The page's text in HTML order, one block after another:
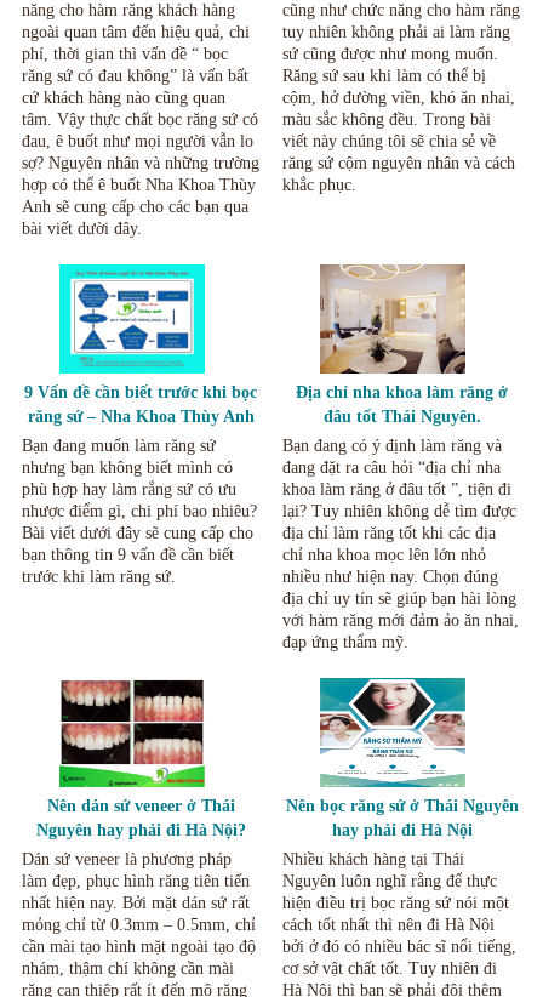
năng cho hàm răng khách hàng
ngoài quan tâm đến hiệu quả, chi
phí, thời gian thì vấn đề “ bọc
răng sứ có đau không” là vấn bất
cứ khách hàng nào cũng quan
tâm. Vậy thực chất bọc răng sứ có
đau, ê buốt như mọi người vẫn lo
sợ? Nguyên nhân và những trường
hợp có thể ê buốt Nha Khoa Thùy
Anh sẽ cung cấp cho các bạn qua
bài viết dười đây.
cũng như chức năng cho hàm răng
tuy nhiên không phải ai làm răng
sứ cũng được như mong muốn.
Răng sứ sau khi làm có thể bị
cộm, hở đường viền, khó ăn nhai,
màu sắc không đều. Trong bài
viết này chúng tôi sẽ chia sẻ về
răng sứ cộm nguyên nhân và cách
khắc phục.
9 Vấn đề cần biết trước khi bọc
răng sứ – Nha Khoa Thùy Anh
Thái Nguyên
Bạn đang muốn làm răng sứ
nhưng bạn không biết mình có
phù hợp hay làm rắng sứ có ưu
nhược điểm gì, chi phí bao nhiêu?
Bài viết dưới đây sẽ cung cấp cho
bạn thông tin 9 vấn đề cần biết
trước khi làm răng sứ.
Địa chỉ nha khoa làm răng ở
đâu tốt Thái Nguyên.
Bạn đang có ý định làm răng và
đang đặt ra câu hỏi “địa chỉ nha
khoa làm răng ở đâu tốt ”, tiện đi
lại? Tuy nhiên không dễ tìm được
địa chỉ làm răng tốt khi các địa
chỉ nha khoa mọc lên lớn nhỏ
nhiều như hiện nay. Chọn đúng
địa chỉ uy tín sẽ giúp bạn hài lòng
với hàm răng mới đảm ảo ăn nhai,
đạp ứng thẩm mỹ.
Nên dán sứ veneer ở Thái
Nguyên hay phải đi Hà Nội?
Dán sứ veneer là phương pháp
làm đẹp, phục hình răng tiên tiến
nhất hiện nay. Bởi mặt dán sứ rất
mỏng chỉ từ 0.3mm – 0.5mm, chỉ
cần mài tạo hình mặt ngoài tạo độ
nhám, thậm chí không cần mài
răng can thiệp rất ít đến mô răng
Nên bọc răng sứ ở Thái Nguyên
hay phải đi Hà Nội
Nhiều khách hàng tại Thái
Nguyên luôn nghĩ rằng để thực
hiện điều trị bọc răng sứ nói một
cách tốt nhất thì nên đi Hà Nội
bởi ở đó có nhiều bác sĩ nổi tiếng,
cơ sở vật chất tốt. Tuy nhiên đi
Hà Nội thì bạn sẽ phải đội thêm